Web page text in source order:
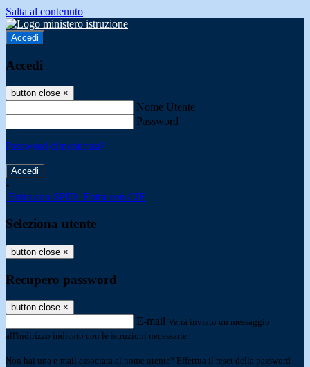
Salta al contenuto
Accedi
Accedi
button close ×
Nome Utente
Password
Password dimenticata?
-
Entra con SPID Entra con CIE
Seleziona utente
button close ×
Recupero password
button close ×
E-mail Verrà inviato un messaggio
all'indirizzo indicato con le istruzioni necessarie.
Non hai una e-mail associata al nome utente? Effettua il reset della password